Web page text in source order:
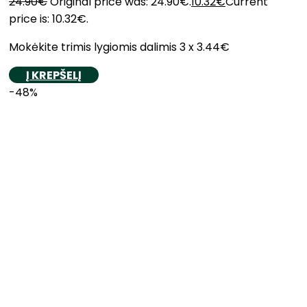
price is: 10.32€.
Mokėkite trimis lygiomis dalimis 3 x 3.44€
Į KREPŠELĮ
-48%